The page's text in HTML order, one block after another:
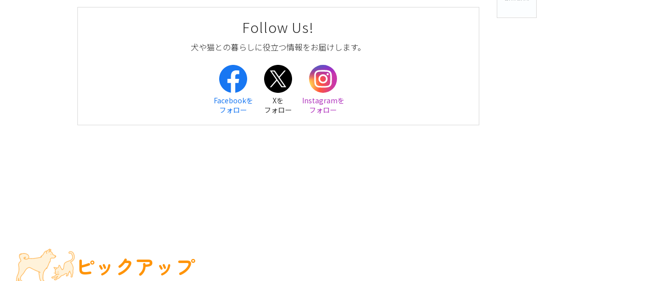
Follow Us!
犬や猫との暮らしに役立つ情報をお届けします。
Facebookを
フォロー
Xを
フォロー
Instagramを
フォロー
ピックアップ